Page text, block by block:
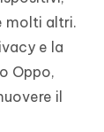
molti altri.
e la
Oppo,
il